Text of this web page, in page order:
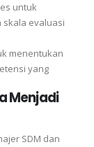
untuk
skala evaluasi
menentukan
yang
Menjadi
SDM dan